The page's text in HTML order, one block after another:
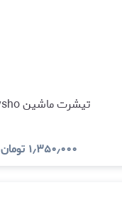
تیشرت ماشین Oysho
۱٫۳۵۰٫۰۰۰ تومان